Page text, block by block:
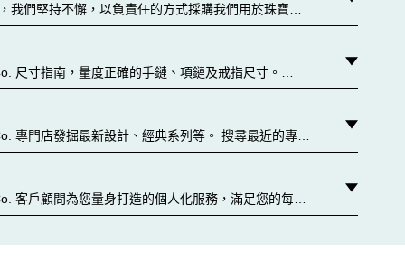
我們堅持不懈，以負責任的方式採購我們用於珠寶首
了解更多
尺寸指南，量度正確的手鏈、項鏈及戒指尺寸。
專門店發掘最新設計、經典系列等。 搜尋最近的專門
客戶顧問為您量身打造的個人化服務，滿足您的每一
情戒指或禮物，到安排專門店內或網上預約諮詢，我